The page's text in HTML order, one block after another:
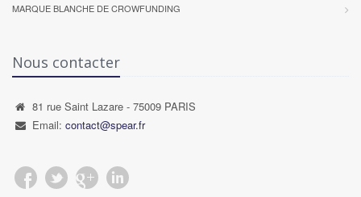
MARQUE BLANCHE DE CROWFUNDING
Nous contacter
81 rue Saint Lazare - 75009 PARIS
Email: contact@spear.fr